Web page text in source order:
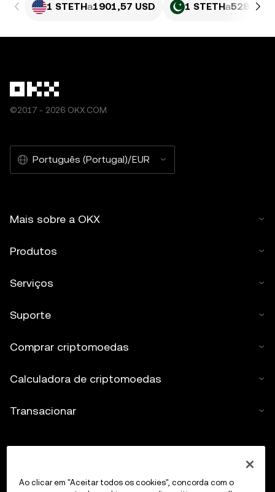
1 STETHa1901,57 USD 1 STETHa528
©2017 - 2026 OKX.COM
Português (Portugal)/EUR
Mais sobre a OKX
Produtos
Serviços
Suporte
Comprar criptomoedas
Calculadora de criptomoedas
Transacionar
Ao clicar em "Aceitar todos os cookies", concorda com o